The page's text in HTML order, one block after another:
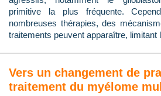
primitive la plus fréquente.
nombreuses thérapies, des
traitements peuvent apparaître, limitant
Vers un changement de
traitement du myélome